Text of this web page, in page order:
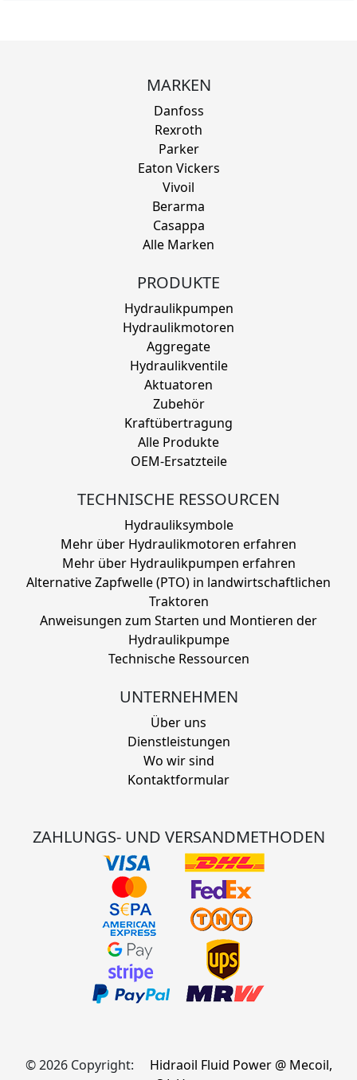
MARKEN
Danfoss
Rexroth
Parker
Eaton Vickers
Vivoil
Berarma
Casappa
Alle Marken
PRODUKTE
Hydraulikpumpen
Hydraulikmotoren
Aggregate
Hydraulikventile
Aktuatoren
Zubehör
Kraftübertragung
Alle Produkte
OEM-Ersatzteile
TECHNISCHE RESSOURCEN
Hydrauliksymbole
Mehr über Hydraulikmotoren erfahren
Mehr über Hydraulikpumpen erfahren
Alternative Zapfwelle (PTO) in landwirtschaftlichen
Traktoren
Anweisungen zum Starten und Montieren der
Hydraulikpumpe
Technische Ressourcen
UNTERNEHMEN
Über uns
Dienstleistungen
Wo wir sind
Kontaktformular
ZAHLUNGS- UND VERSANDMETHODEN
© 2026 Copyright:
Hidraoil Fluid Power @ Mecoil,